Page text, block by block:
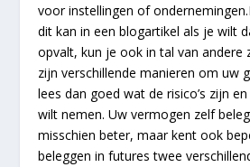
voor instellingen of
dit kan in een blogartikel als je wilt
opvalt, kun je ook in tal van andere
zijn verschillende manieren om uw
lees dan goed wat de risico’s zijn
wilt nemen. Uw vermogen zelf
misschien beter, maar kent ook
beleggen in futures twee